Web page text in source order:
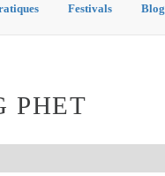
Festivals Blog
PHET